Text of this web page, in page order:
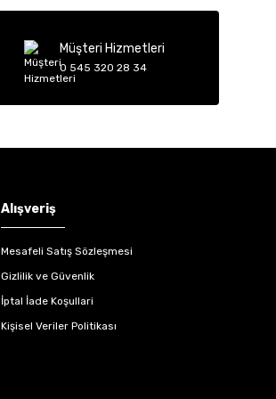
Müşteri Hizmetleri
0 545 320 28 34
Alışveriş
Mesafeli Satış Sözleşmesi
Gizlilik ve Güvenlik
İptal İade Koşullari
Kişisel Veriler Politikası